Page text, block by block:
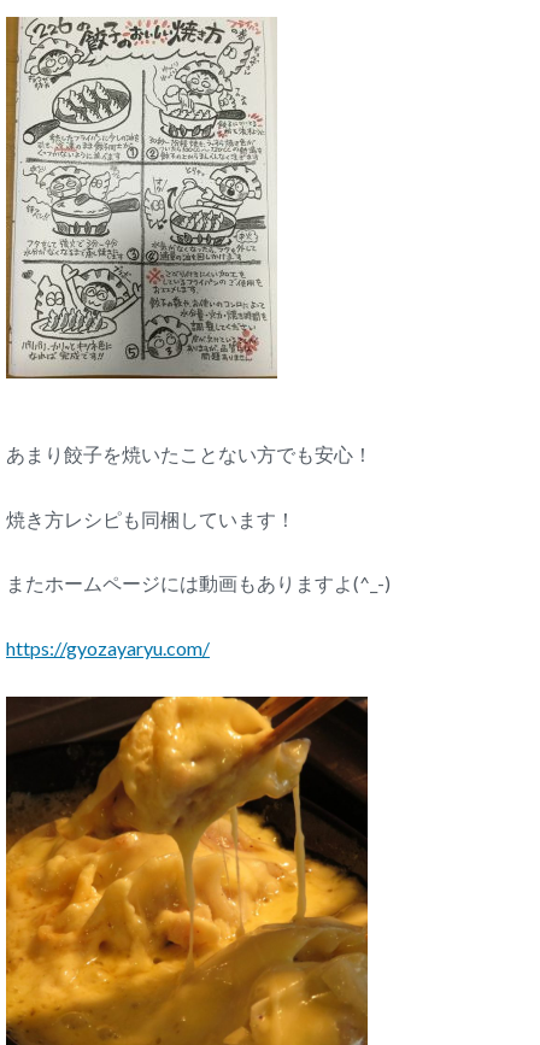
あまり餃子を焼いたことない方でも安心！
焼き方レシピも同梱しています！
またホームページには動画もありますよ(^_-)
https://gyozayaryu.com/